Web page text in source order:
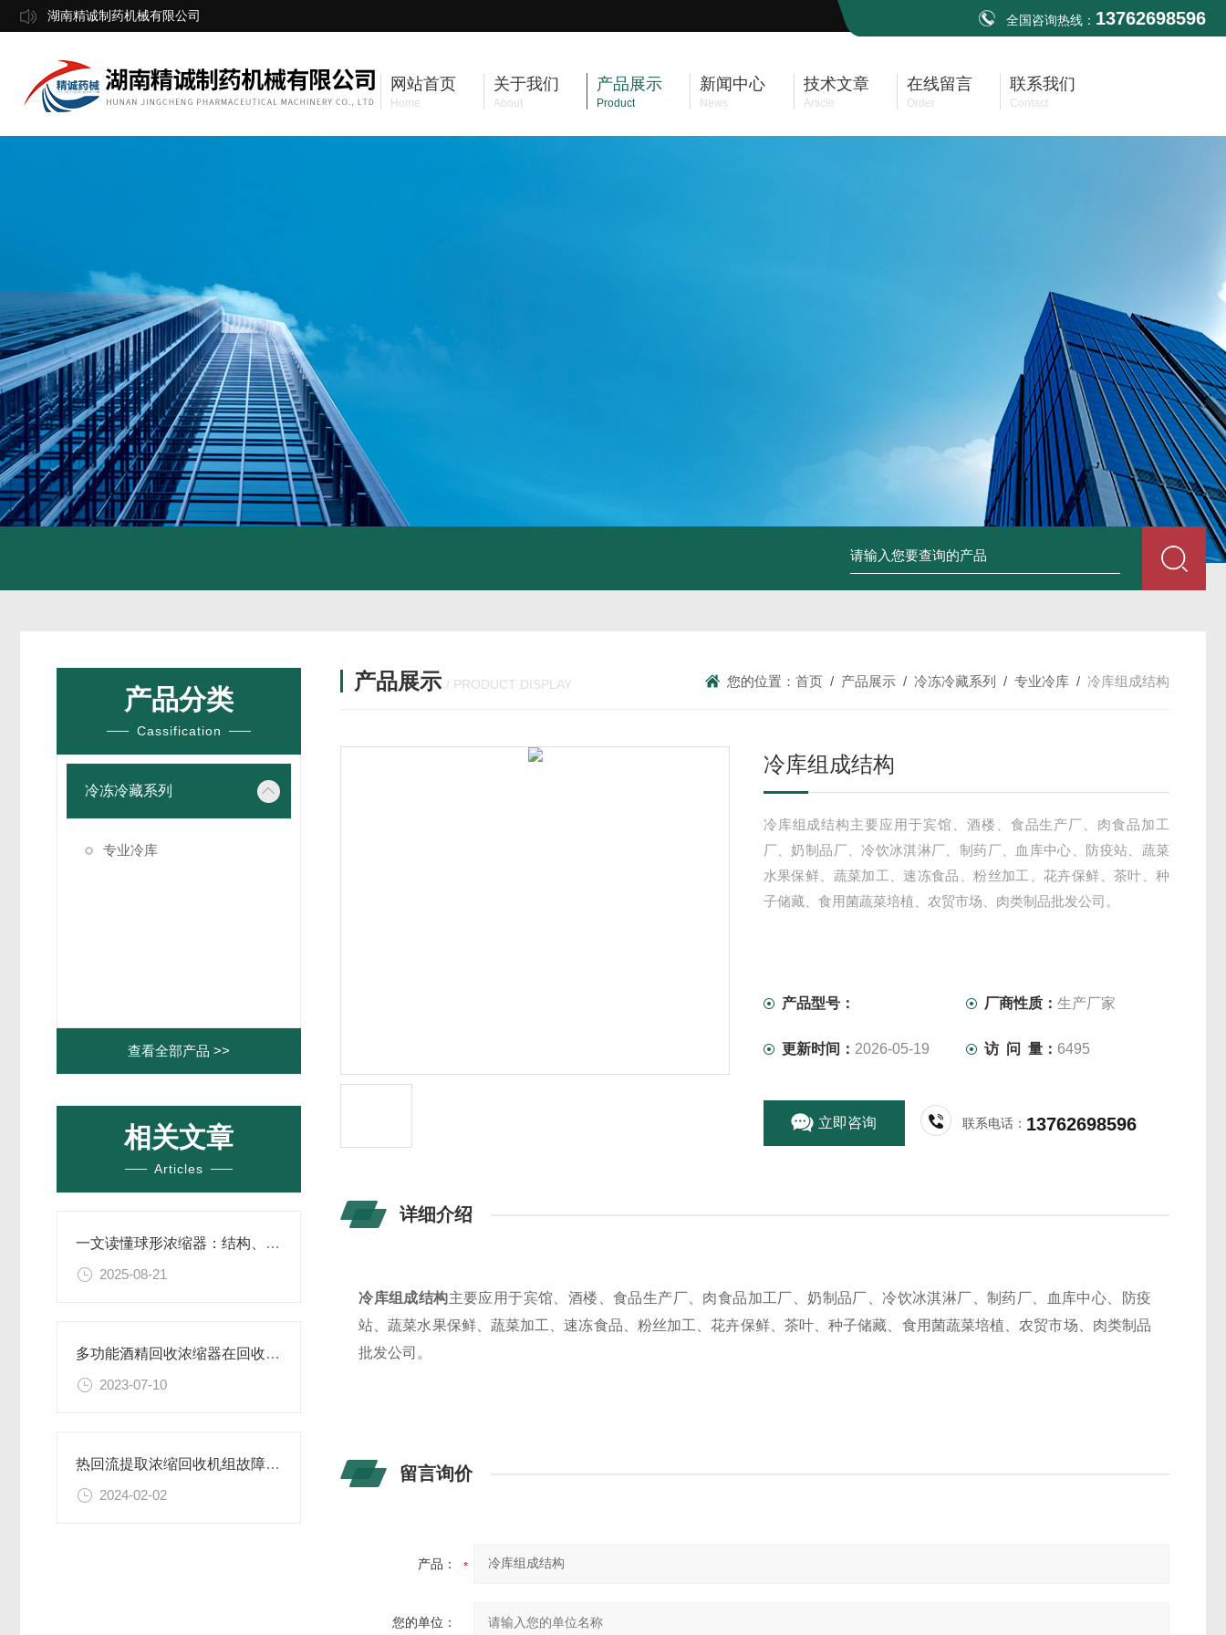
湖南精诚制药机械有限公司 全国咨询热线： 13762698596
网站首页
Home
关于我们
About
产品展示
Product
新闻中心
News
技术文章
Article
在线留言
Order
联系我们
Contact
产品展示 / PRODUCT DISPLAY 您的位置： 首页 / 产品展示 / 冷冻冷藏系列 / 专业冷库 / 冷库组成结构
冷库组成结构
冷库组成结构主要应用于宾馆、酒楼、食品生产厂、肉食品加工
厂、奶制品厂、冷饮冰淇淋厂、制药厂、血库中心、防疫站、蔬菜
水果保鲜、蔬菜加工、速冻食品、粉丝加工、花卉保鲜、茶叶、种
子储藏、食用菌蔬菜培植、农贸市场、肉类制品批发公司。
产品型号： 厂商性质：生产厂家
更新时间： 2026-05-19 访 问 量： 6495
立即咨询 联系电话： 13762698596
详细介绍
冷库组成结构主要应用于宾馆、酒楼、食品生产厂、肉食品加工厂、奶制品厂、冷饮冰淇淋厂、制药厂、血库中心、防疫
站、蔬菜水果保鲜、蔬菜加工、速冻食品、粉丝加工、花卉保鲜、茶叶、种子储藏、食用菌蔬菜培植、农贸市场、肉类制品
批发公司。
留言询价
产品：
您的单位：
产品分类
Cassification
冷冻冷藏系列
专业冷库
查看全部产品 >>
相关文章
Articles
一文读懂球形浓缩器：结构、原理与应用解析
2025-08-21
多功能酒精回收浓缩器在回收过程中的常见问题及解决方法
2023-07-10
热回流提取浓缩回收机组故障对生产效率的影响分析
2024-02-02